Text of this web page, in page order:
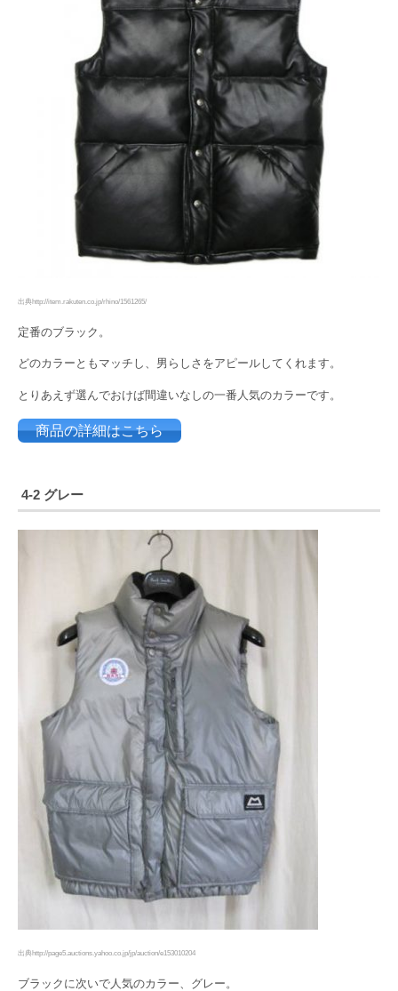
出典http://item.rakuten.co.jp/rhino/1561265/
定番のブラック。
どのカラーともマッチし、男らしさをアピールしてくれます。
とりあえず選んでおけば間違いなしの一番人気のカラーです。
商品の詳細はこちら
4-2 グレー
出典http://page5.auctions.yahoo.co.jp/jp/auction/e153010204
ブラックに次いで人気のカラー、グレー。